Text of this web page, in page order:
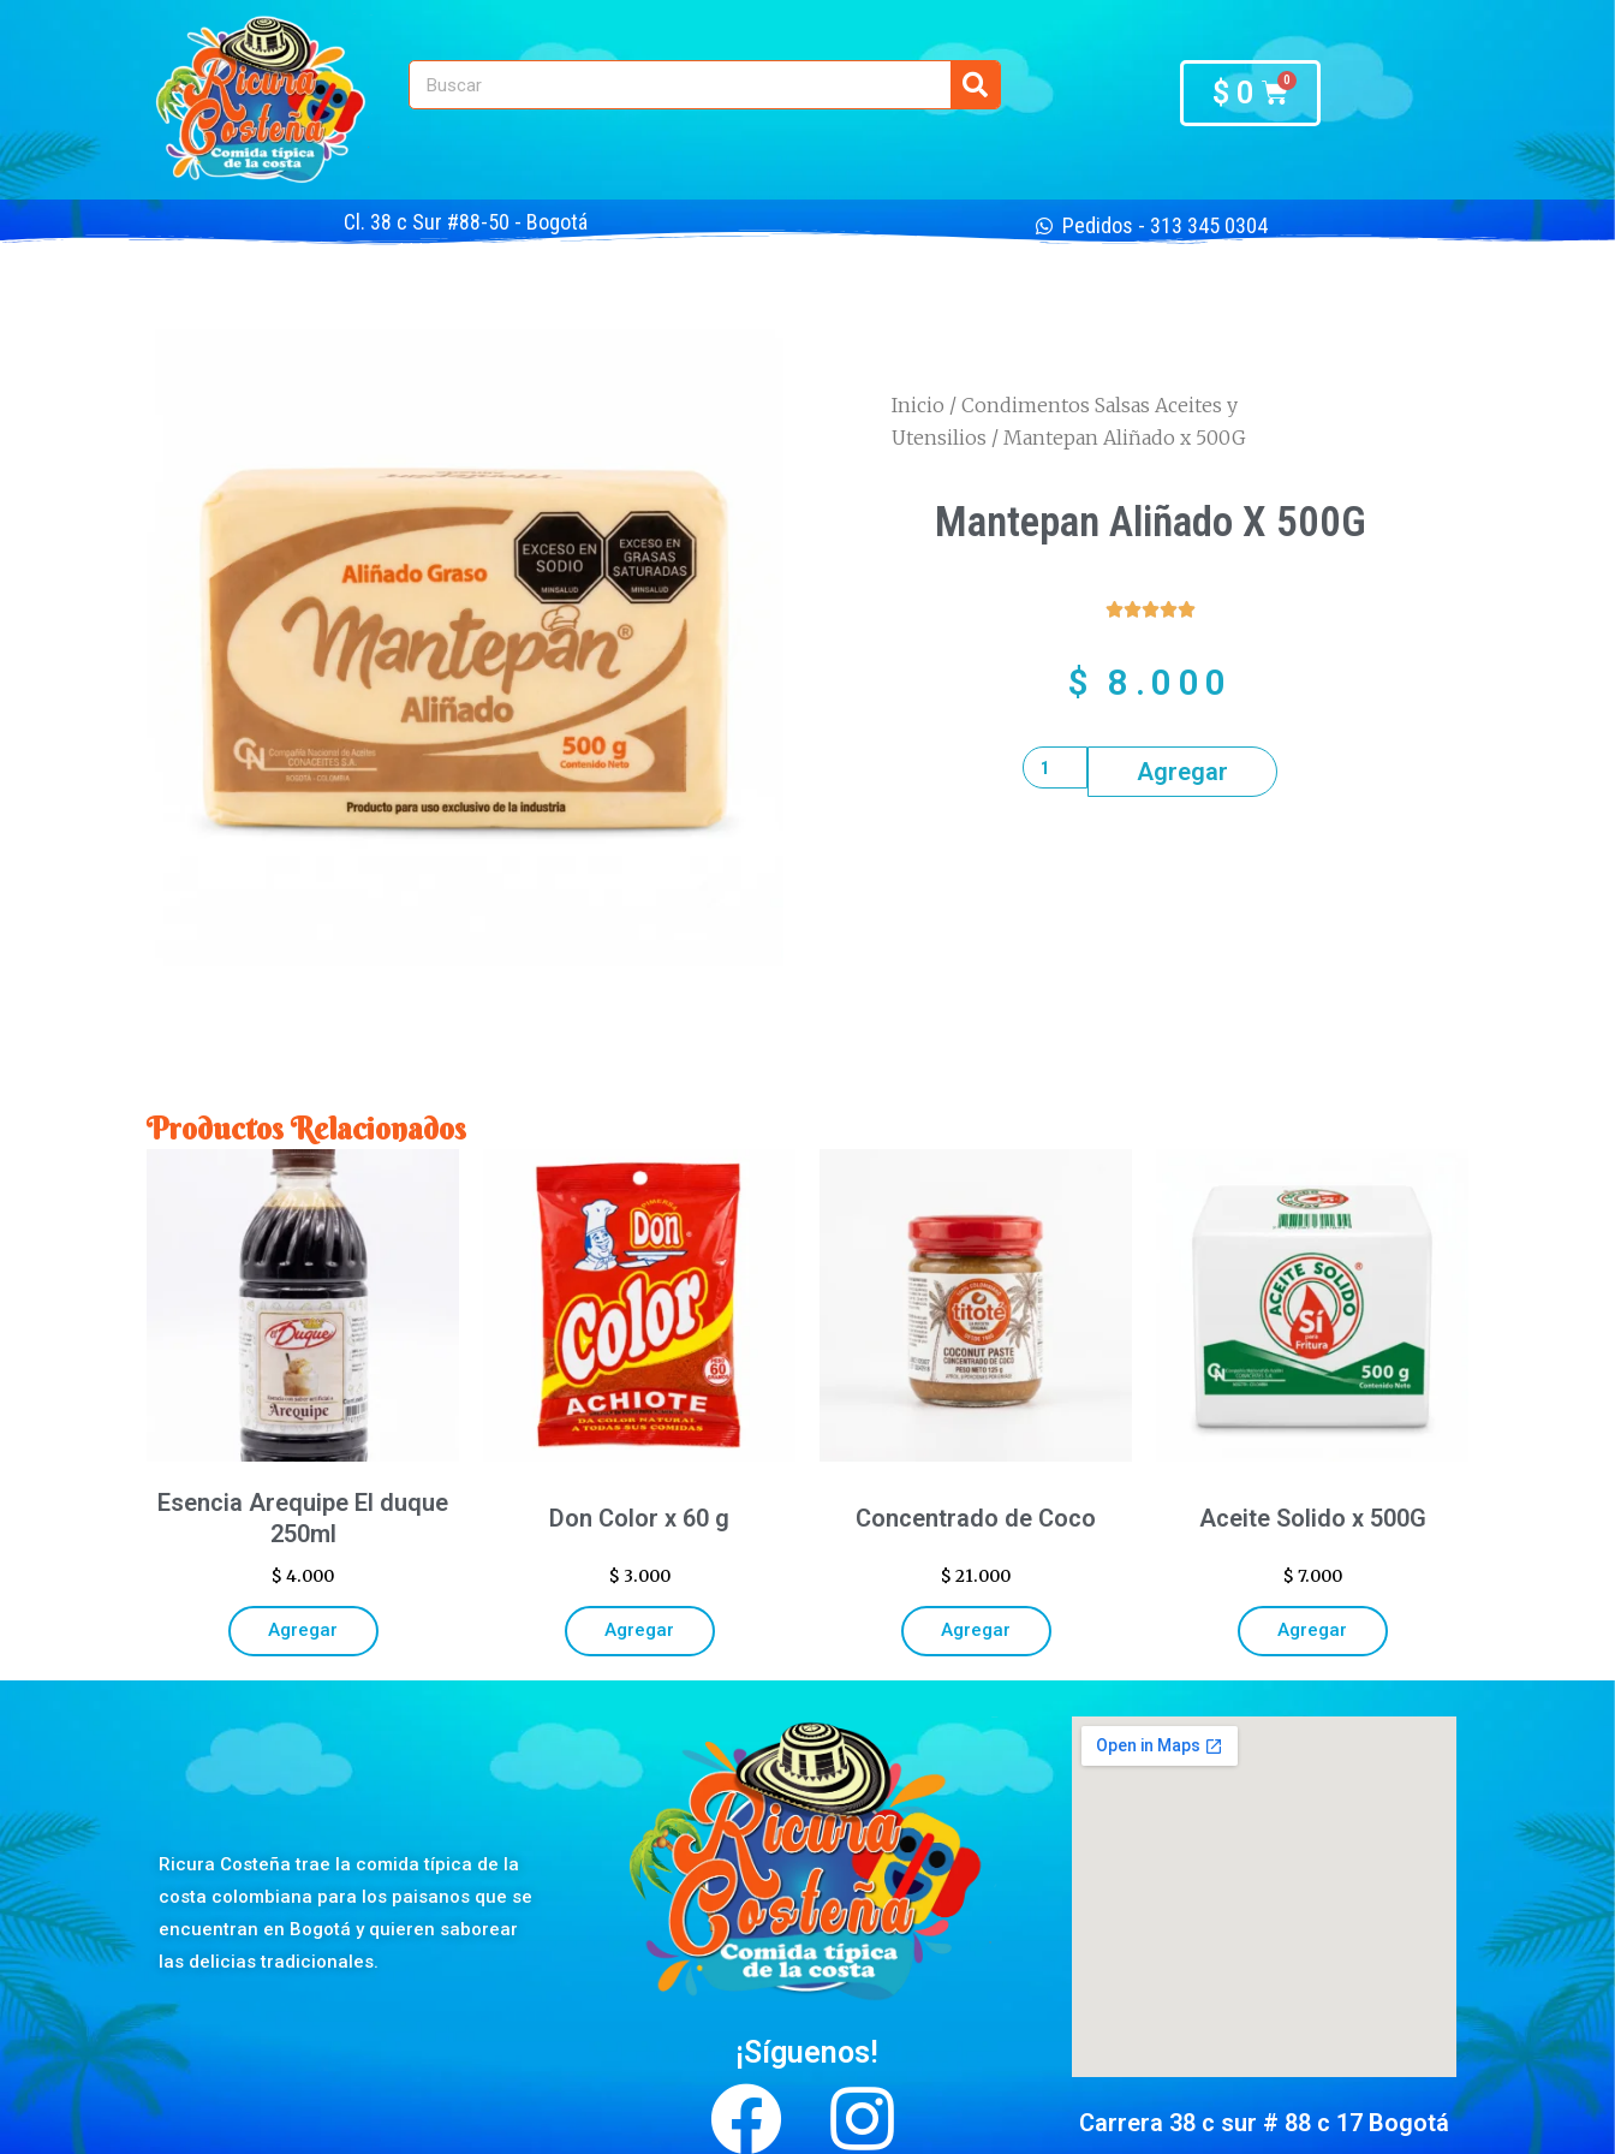
$ 0
Cl. 38 c Sur #88-50 - Bogotá Pedidos - 313 345 0304
Inicio / Condimentos Salsas Aceites y
Utensilios / Mantepan Aliñado x 500G
Mantepan Aliñado X 500G

$ 8.000
Agregar
Productos Relacionados
Esencia Arequipe El duque
250ml
$ 4.000
Agregar
Don Color x 60 g
$ 3.000
Agregar
Concentrado de Coco
$ 21.000
Agregar
Aceite Solido x 500G
$ 7.000
Agregar
Ricura Costeña trae la comida típica de la
costa colombiana para los paisanos que se
encuentran en Bogotá y quieren saborear
las delicias tradicionales.
¡Síguenos!
Carrera 38 c sur # 88 c 17 Bogotá